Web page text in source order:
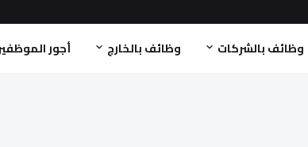
وظائف بالشركات وظائف بالخارج أجور